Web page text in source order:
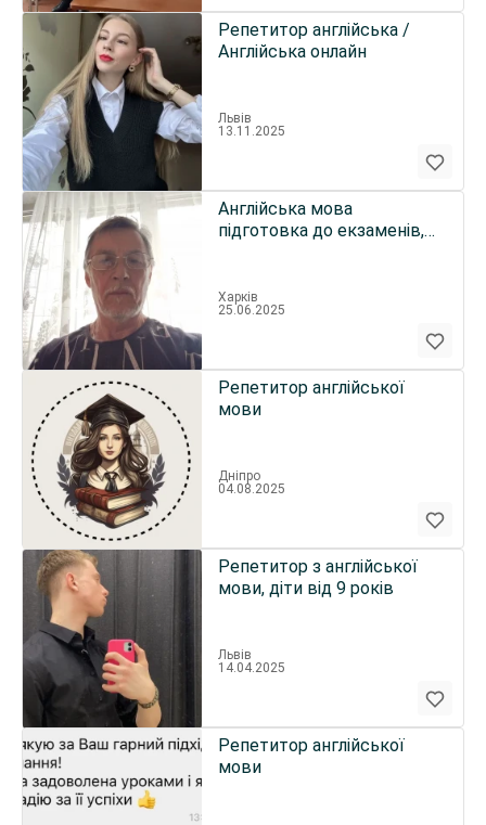
Репетитор англійська /
Англійська онлайн
Львів
13.11.2025
Англійська мова
підготовка до екзаменів,
Харків
25.06.2025
Репетитор англійської
мови
Дніпро
04.08.2025
Репетитор з англійської
мови, діти від 9 років
Львів
14.04.2025
Репетитор англійської
мови